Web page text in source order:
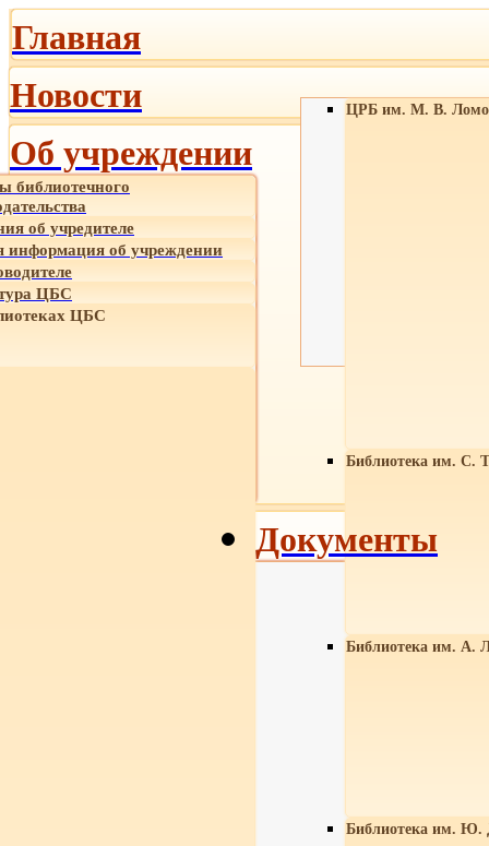
Главная
Новости
Об учреждении
библиотечного
об учредителе
об учреждении
ЦБС
ЦБС
ЦРБ им. М. В.
Библиотека им. С.
Библиотека им. А.
Библиотека им. Ю.
Документы